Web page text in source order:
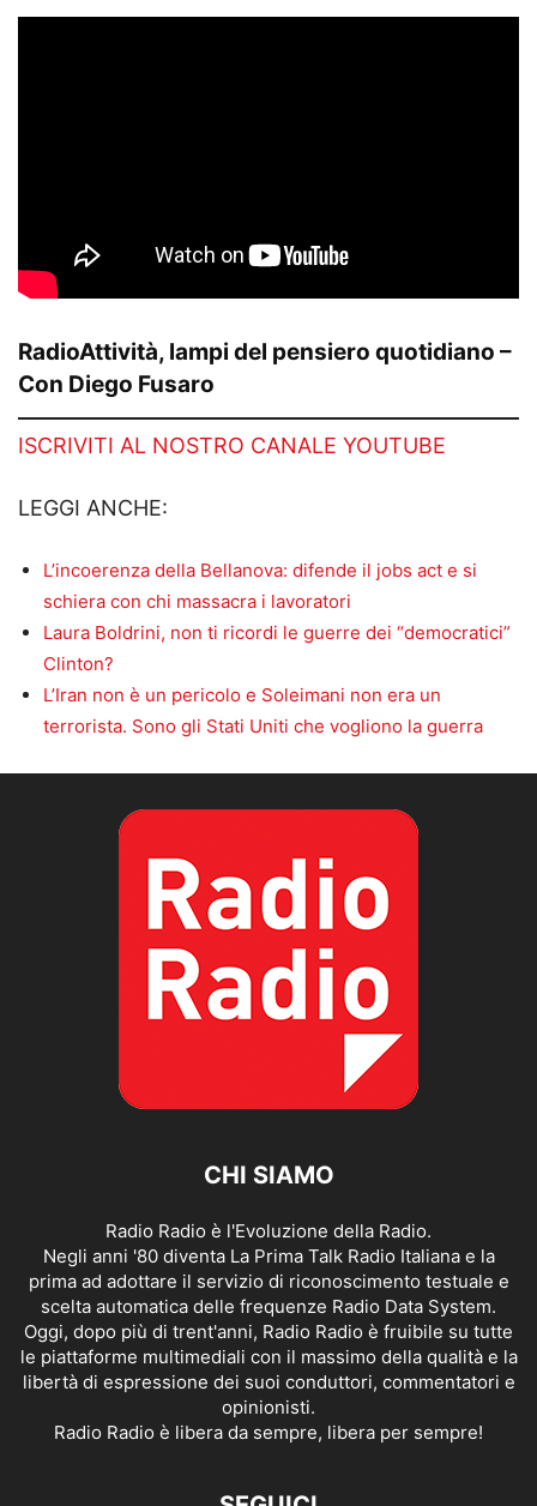
RadioAttività, lampi del pensiero quotidiano –
Con Diego Fusaro
ISCRIVITI AL NOSTRO CANALE YOUTUBE
LEGGI ANCHE:
L’incoerenza della Bellanova: difende il jobs act e si
schiera con chi massacra i lavoratori
Laura Boldrini, non ti ricordi le guerre dei “democratici”
Clinton?
L’Iran non è un pericolo e Soleimani non era un
terrorista. Sono gli Stati Uniti che vogliono la guerra
CHI SIAMO
Radio Radio è l'Evoluzione della Radio.
Negli anni '80 diventa La Prima Talk Radio Italiana e la
prima ad adottare il servizio di riconoscimento testuale e
scelta automatica delle frequenze Radio Data System.
Oggi, dopo più di trent'anni, Radio Radio è fruibile su tutte
le piattaforme multimediali con il massimo della qualità e la
libertà di espressione dei suoi conduttori, commentatori e
opinionisti.
Radio Radio è libera da sempre, libera per sempre!